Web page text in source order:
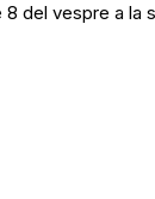
del vespre a la